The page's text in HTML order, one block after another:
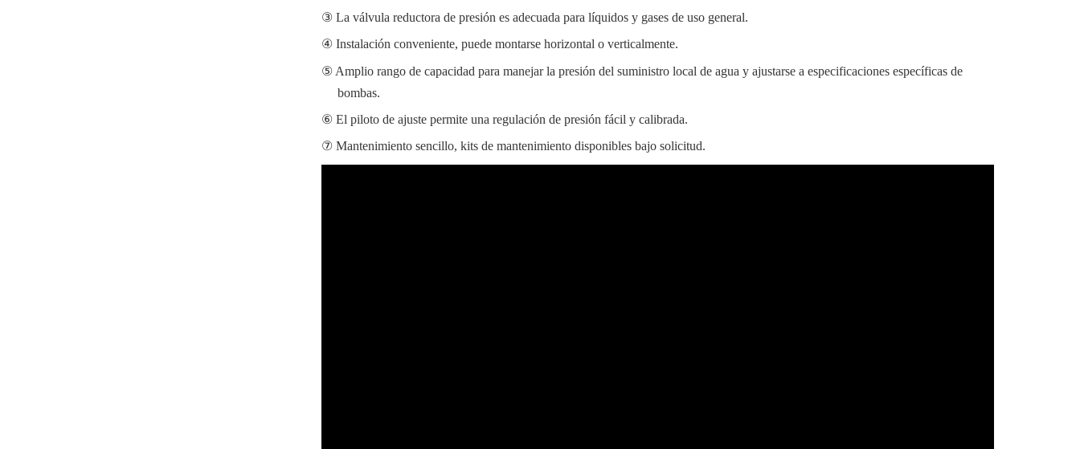
La válvula reductora de presión es adecuada para líquidos y gases de uso general.
Instalación conveniente, puede montarse horizontal o verticalmente.
Amplio rango de capacidad para manejar la presión del suministro local de agua y ajustarse a especificaciones específicas de
bombas.
El piloto de ajuste permite una regulación de presión fácil y calibrada.
Mantenimiento sencillo, kits de mantenimiento disponibles bajo solicitud.